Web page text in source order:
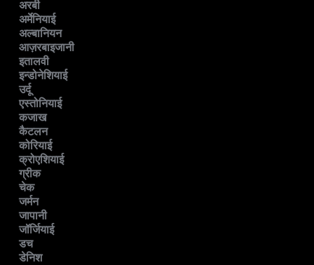
अरबी
अर्मेनियाई
अल्बानियन
आज़रबाइजानी
इतालवी
इन्डोनेशियाई
उर्दू
एस्तोनियाई
कजाख
कैटलन
कोरियाई
क्रोएशियाई
ग्रीक
चेक
जर्मन
जापानी
जॉर्जियाई
डच
डेनिश